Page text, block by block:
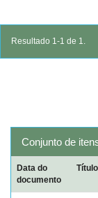
Resultado 1-1 de 1.
Conjunto de
Data do
documento
Título